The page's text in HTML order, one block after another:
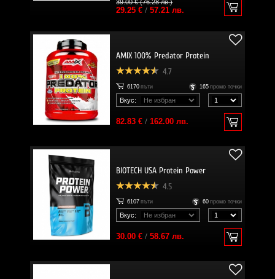
39.00 € (76.28 лв.)
29.25 €/ 57.21 лв.
AMIX 100% Predator Protein
4.7
6170 пъти 165 промо точки
Вкус:
82.83 €/ 162.00 лв.
BIOTECH USA Protein Power
4.5
6107 пъти 60 промо точки
Вкус:
30.00 €/ 58.67 лв.